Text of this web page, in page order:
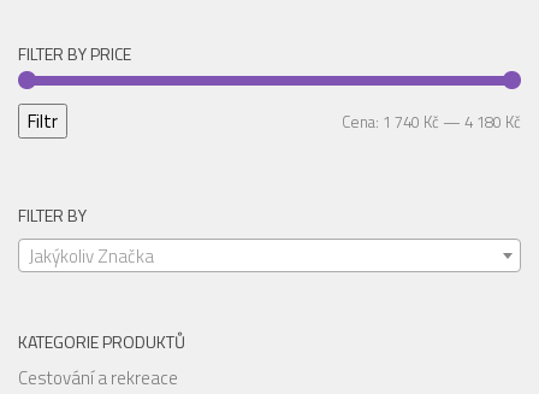
FILTER BY PRICE
Filtr Cena: 1 740 Kč — 4 180 Kč
FILTER BY
Jakýkoliv Značka
KATEGORIE PRODUKTŮ
Cestování a rekreace